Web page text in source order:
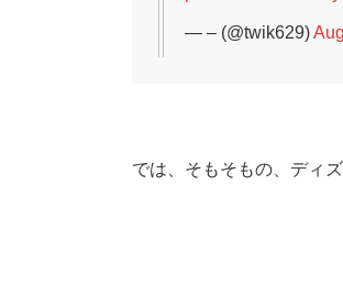
— – (@twik629)
では、そもそもの、ディ